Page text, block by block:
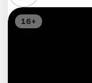
Стендап
16+